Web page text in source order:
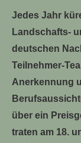
Jedes Jahr
Landschafts-
deutschen
Teilnehmer-
Anerkennung
über ein
traten am 18.